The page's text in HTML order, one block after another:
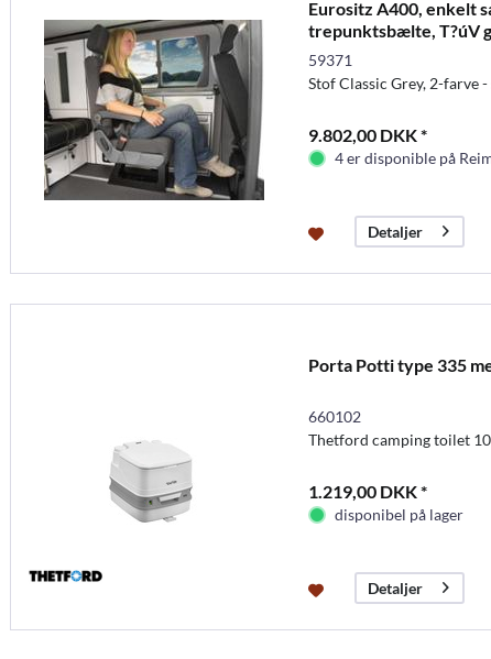
Eurositz A400, enkelt
trepunktsbælte, T?úV
59371
Stof Classic Grey, 2-farve
9.802,00 DKK *
4 er disponible på
Detaljer
Porta Potti type 335
660102
Thetford camping toilet
1.219,00 DKK *
disponibel på lager
Detaljer